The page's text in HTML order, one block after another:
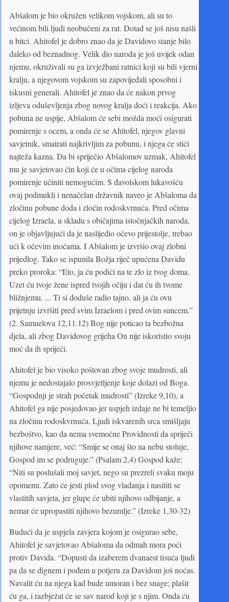
Abšalom je bio okružen velikom vojskom, ali su to
većinom bili ljudi neobučeni za rat. Dotad se još nisu našli
u bitci. Ahitofel je dobro znao da je Davidovo stanje bilo
daleko od beznadnog. Velik dio naroda je još uvijek odan
njemu, okruživali su ga izvježbani ratnici koji su bili vjerni
kralju, a njegovom vojskom su zapovijedali sposobni i
iskusni generali. Ahitofel je znao da će nakon prvog
izljeva oduševljenja zbog novog kralja doći i reakcija. Ako
pobuna ne uspije, Abšalom će sebi možda moći osigurati
pomirenje s ocem, a onda će se Ahitofel, njegov glavni
savjetnik, smatrati najkrivljim za pobunu, i njega će stići
najteža kazna. Da bi spriječio Abšalomov uzmak, Ahitofel
mu je savjetovao čin koji će u očima cijelog naroda
pomirenje učiniti nemogućim. S đavolskom lukavošću
ovaj podmukli i nenačelan državnik naveo je Abšaloma da
zločinu pobune doda i zločin rodoskvrnuća. Pred očima
cijelog Izraela, u skladu s običajima istočnjačkih naroda,
on je objavljujući da je naslijedio očevo prijestolje, trebao
ući k očevim inočama. I Abšalom je izvršio ovaj zlobni
prijedlog. Tako se ispunila Božja riječ upućena Davidu
preko proroka: “Eto, ja ću podići na te zlo iz tvog doma.
Uzet ću tvoje žene ispred tvojih očiju i dat ću ih tvome
bližnjemu. ... Ti si doduše radio tajno, ali ja ću ovu
prijetnju izvršiti pred svim Izraelom i pred ovim suncem.”
(2. Samuelova 12,11.12) Bog nije poticao ta bezbožna
djela, ali zbog Davidovog grijeha On nije iskoristio svoju
moć da ih spriječi.
Ahitofel je bio visoko poštovan zbog svoje mudrosti, ali
njemu je nedostajalo prosvjetljenje koje dolazi od Boga.
“Gospodnji je strah početak mudrosti” (Izreke 9,10), a
Ahitofel ga nije posjedovao jer uspjeh izdaje ne bi temeljio
na zločinu rodoskvrnuća. Ljudi iskvarenih srca smišljaju
bezboštvo, kao da nema svemoćne Providnosti da spriječi
njihove namjere, već: “Smije se onaj što na nebu stoluje,
Gospod im se podruguje.” (Psalam 2,4) Gospod kaže:
“Niti su poslušali moj savjet, nego su prezreli svaku moju
opomenu. Zato će jesti plod svog vladanja i nasititi se
vlastitih savjeta, jer glupe će ubiti njihovo odbijanje, a
nemar će upropastiti njihovo bezumlje.” (Izreke 1,30-32)
Budući da je uspjela zavjera kojom je osigurao sebe,
Ahitofel je savjetovao Abšaloma da odmah mora poći
protiv Davida. “Dopusti da izaberem dvanaest tisuća ljudi
pa da se dignem i pođem u potjeru za Davidom još noćas.
Navalit ću na njega kad bude umoran i bez snage; plašit
ću ga, i razbježat će se sav narod koji je s njim. Onda ću